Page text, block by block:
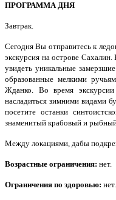
ПРОГРАММА ДНЯ
Завтрак.
Сегодня Вы отправитесь к
экскурсия на острове
увидеть уникальные
образованные мелкими
Жданко. Во время
насладиться зимними видами
посетите останки
знаменитый крабовый и
Между локациями, дабы
Возрастные ограничения: нет.
Ограничения по здоровью: нет.